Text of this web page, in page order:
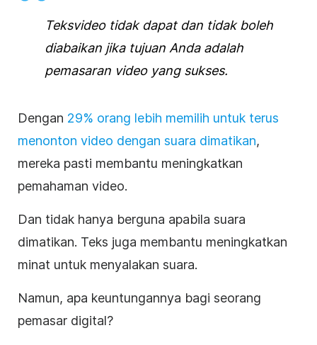
Teksvideotidak dapat dan tidak boleh
diabaikan jika tujuan Anda adalah
pemasaran videoyang sukses.
Dengan 29% orang lebih memilih untuk terus
menonton video dengan suara dimatikan,
mereka pasti membantu meningkatkan
pemahaman video.
Dan tidak hanya berguna apabila suara
dimatikan. Teks juga membantu meningkatkan
minat untuk menyalakan suara.
Namun, apa keuntungannya bagi seorang
pemasar digital?